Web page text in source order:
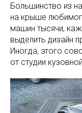
Большинство из
на крыше
машин тысячи,
выделить дизайн
Иногда, этого
от студии